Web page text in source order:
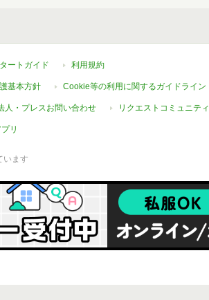
ートガイド 利用規約
基本方針 Cookie等の利用に関するガイドライン
人・プレスお問い合わせ リクエストコミュニティ
リ
います